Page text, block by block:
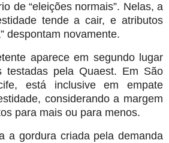
de “eleições normais”. Nelas, a
tende a cair, e atributos
despontam novamente.
aparece em segundo lugar
testadas pela Quaest. Em São
está inclusive em empate
considerando a margem
para mais ou para menos.
a gordura criada pela demanda